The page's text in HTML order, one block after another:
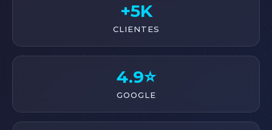
+5K
CLIENTES
4.9⭐
GOOGLE